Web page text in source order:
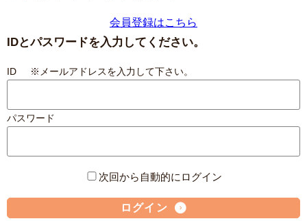
会員登録はこちら
IDとパスワードを入力してください。
ID ※メールアドレスを入力して下さい。
パスワード
次回から自動的にログイン
ログイン